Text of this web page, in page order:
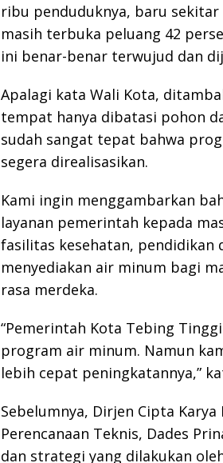
ribu penduduknya, baru
masih terbuka peluang 42
ini benar-benar terwujud dan
Apalagi kata Wali Kota,
tempat hanya dibatasi pohon
sudah sangat tepat bahwa
segera direalisasikan.
Kami ingin menggambarkan
layanan pemerintah kepada
fasilitas kesehatan, pendidikan
menyediakan air minum bagi
rasa merdeka.
“Pemerintah Kota Tebing
program air minum. Namun
lebih cepat peningkatannya,”
Sebelumnya, Dirjen Cipta
Perencanaan Teknis, Dades
dan strategi yang dilakukan